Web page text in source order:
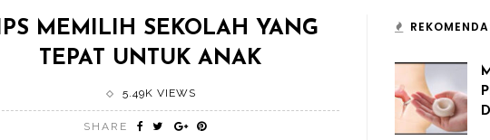
MEMILIH SEKOLAH YANG
TEPAT UNTUK ANAK
5.49K VIEWS
SHARE